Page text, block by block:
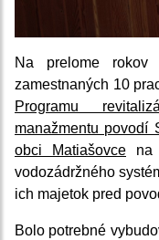
Na prelome
zamestnaných 10
Programu
manažmentu povodí
obci Matiašovce
na
vodozádržného
ich majetok pred
Bolo potrebné